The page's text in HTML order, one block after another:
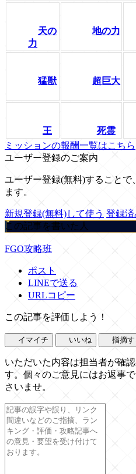
天の
力
地の力
猛獣 超巨大
王
死霊
ミッションの報酬一覧はこちら
ユーザー登録のご案内
ユーザー登録(無料)することで
ます。
新規登録(無料)して使う 登録
この記事を書いた人
FGO攻略班
ポスト
LINEで送る
URLコピー
この記事を評価しよう！
イマイチ いいね 指摘す
いただいた内容は担当者が確
す。個々のご意見にはお返事
さいませ。